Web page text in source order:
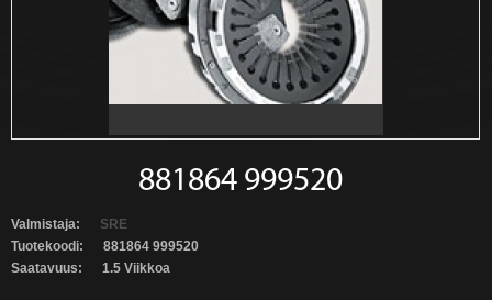
881864 999520
Valmistaja:
SRE
Tuotekoodi:
881864 999520
Saatavuus:
1.5 Viikkoa